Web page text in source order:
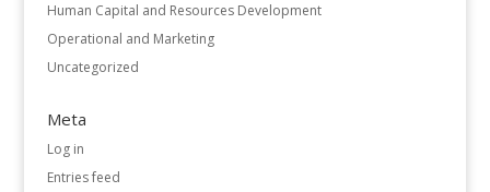
Human Capital and Resources Development
Operational and Marketing
Uncategorized
Meta
Log in
Entries feed